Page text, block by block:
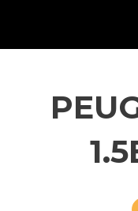
content